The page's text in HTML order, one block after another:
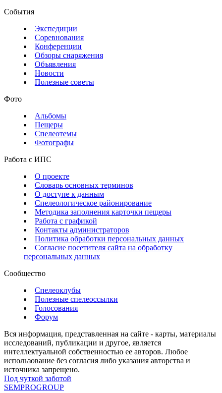
События
Экспедиции
Соревнования
Конференции
Обзоры снаряжения
Объявления
Новости
Полезные советы
Фото
Альбомы
Пещеры
Спелеотемы
Фотографы
Работа с ИПС
О проекте
Словарь основных терминов
О доступе к данным
Спелеологическое районирование
Методика заполнения карточки пещеры
Работа с графикой
Контакты администраторов
Политика обработки персональных данных
Согласие посетителя сайта на обработку
персональных данных
Сообщество
Спелеоклубы
Полезные спелеоссылки
Голосования
Форум
Вся информация, представленная на сайте - карты, материалы
исследований, публикации и другое, является
интеллектуальной собственностью ее авторов. Любое
использование без согласия либо указания авторства и
источника запрещено.
Под чуткой заботой
SEMPROGROUP